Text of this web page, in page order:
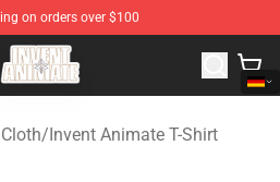
on orders over $100
- Official Invent Animate
/Invent Animate T-Shirt